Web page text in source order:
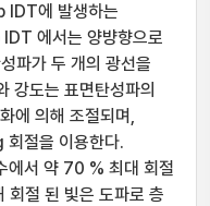
IDT에 발생하는
에서는 양뱡향으로
파가 두 개의 광선을
강도는 표면탄성파의
에 의해 조절되며,
절을 이용한다.
서 약 70 % 최대 회절
회절 된 빛은 도파로 층